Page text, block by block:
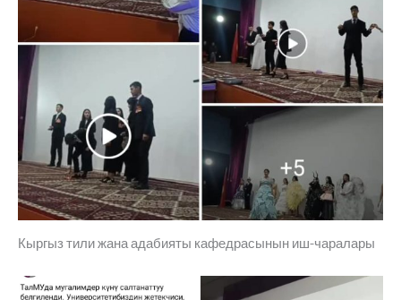
Кыргыз тили жана адабияты кафедрасынын иш-чаралары